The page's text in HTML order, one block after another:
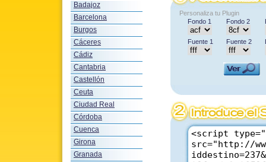
Badajoz
Barcelona
Burgos
Cáceres
Cádiz
Cantabria
Castellón
Ceuta
Ciudad Real
Córdoba
Cuenca
Girona
Granada
Personaliza tu Plugin
Fondo 1
Fondo 2
Fuente 1 Fuente 2